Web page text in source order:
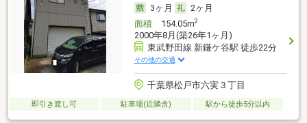
3ヶ月
2ヶ月
面積154.05m2
2000年8月(築26年1ヶ月)
東武野田線 新鎌ケ谷駅 徒歩22分
その他の交通
千葉県松戸市六実３丁目
即引き渡し可 駐車場(近隣含) 駅から徒歩5分以内